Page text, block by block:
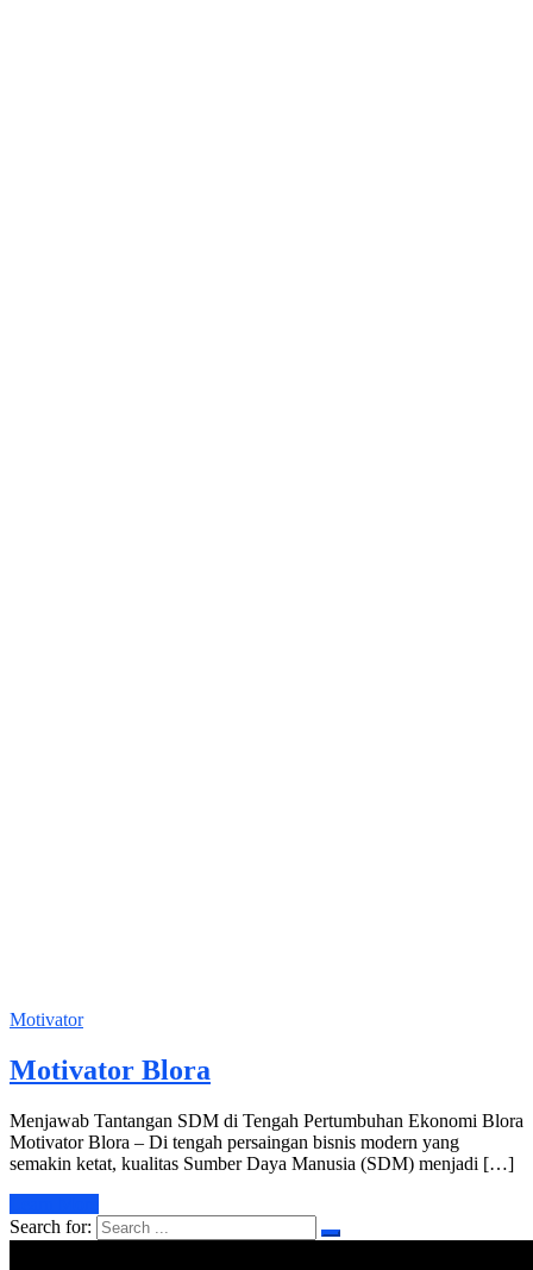
Motivator
Motivator Blora
Menjawab Tantangan SDM di Tengah Pertumbuhan Ekonomi Blora
Motivator Blora – Di tengah persaingan bisnis modern yang
semakin ketat, kualitas Sumber Daya Manusia (SDM) menjadi […]
Search for: